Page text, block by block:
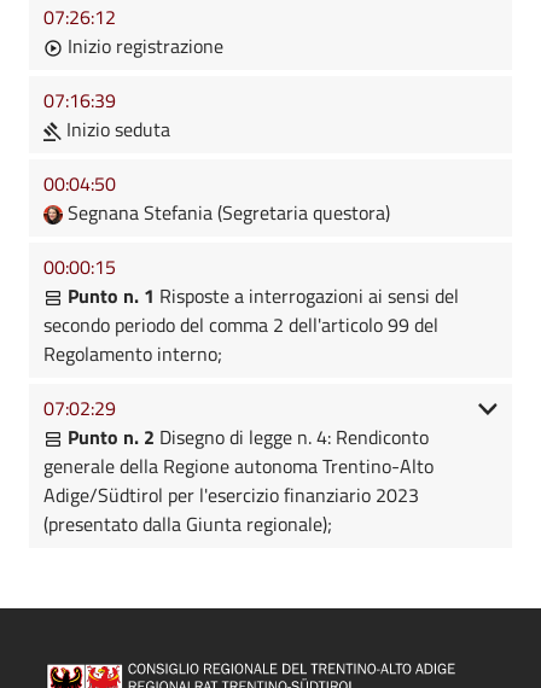
07:26:12
Inizio registrazione
07:16:39
Inizio seduta
00:04:50
Segnana Stefania (Segretaria questora)
00:00:15
Punto n. 1 Risposte a interrogazioni ai sensi del
secondo periodo del comma 2 dell'articolo 99 del
Regolamento interno;
07:02:29
Punto n. 2 Disegno di legge n. 4: Rendiconto
generale della Regione autonoma Trentino-Alto
Adige/Südtirol per l'esercizio finanziario 2023
(presentato dalla Giunta regionale);